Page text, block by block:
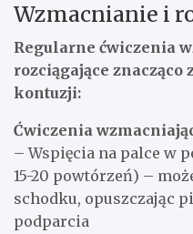
Wzmacnianie i
Regularne ćwiczenia
rozciągające
kontuzji:
Ćwiczenia
– Wspięcia na palce w
15-20 powtórzeń) –
schodku, opuszczając
podparcia